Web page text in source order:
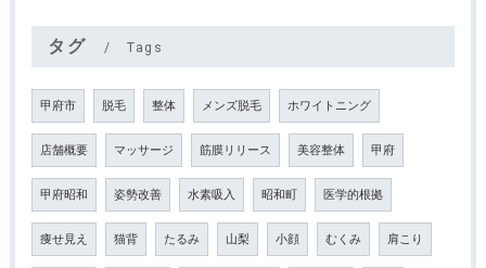
タグ Tags
甲府市 脱毛 整体 メンズ脱毛 ホワイトニング
店舗概要 マッサージ 筋膜リリース 美容整体 甲府
甲府昭和 姿勢改善 水素吸入 昭和町 医学的根拠
痩せ見え 猫背 たるみ 山梨 小顔 むくみ 肩こり